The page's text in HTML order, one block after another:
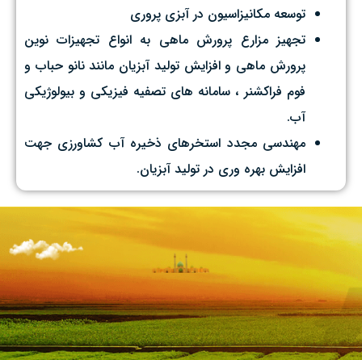
توسعه مکانیزاسیون در آبزی پروری
تجهیز مزارع پرورش ماهی به انواع تجهیزات نوین
پرورش ماهی و افزایش تولید آبزیان مانند نانو حباب و
فوم فراکشنر ، سامانه های تصفیه فیزیکی و بیولوژیکی
آب.
مهندسی مجدد استخرهای ذخیره آب کشاورزی جهت
افزایش بهره وری در تولید آبزیان.